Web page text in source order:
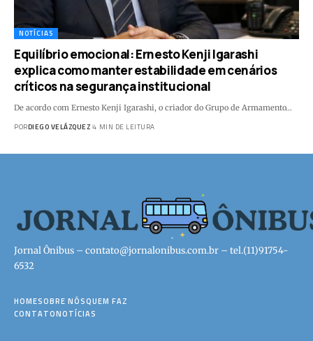
NOTÍCIAS
Equilíbrio emocional: Ernesto Kenji Igarashi
explica como manter estabilidade em cenários
críticos na segurança institucional
De acordo com Ernesto Kenji Igarashi, o criador do Grupo de Armamento…
PORDIEGO VELÁZQUEZ 4 MIN DE LEITURA
Jornal Ônibus – contato@jornalonibus.com.br – tel.(11)91754-
6532
HOMESOBRE NÓSQUEM FAZ
CONTATONOTÍCIAS